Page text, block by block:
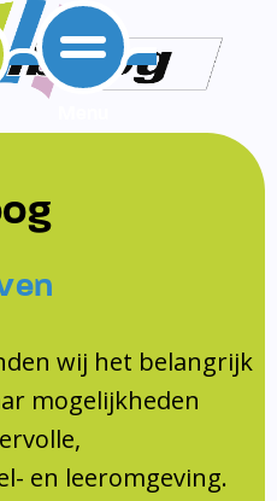
wij het belangrijk
mogelijkheden
en leeromgeving.